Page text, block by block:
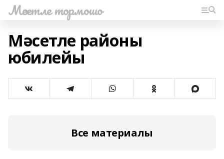
Мәсетле тормошо
Мәсетле районы
юбилейы
Все материалы